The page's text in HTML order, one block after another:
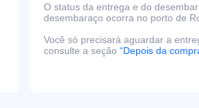
O status da entrega e do
desembaraço ocorra no porto de
Você só precisará aguardar a
consulte a seção “Depois da